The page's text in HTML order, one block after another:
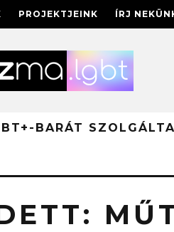
PROJEKTJEINK ÍRJ
BARÁT